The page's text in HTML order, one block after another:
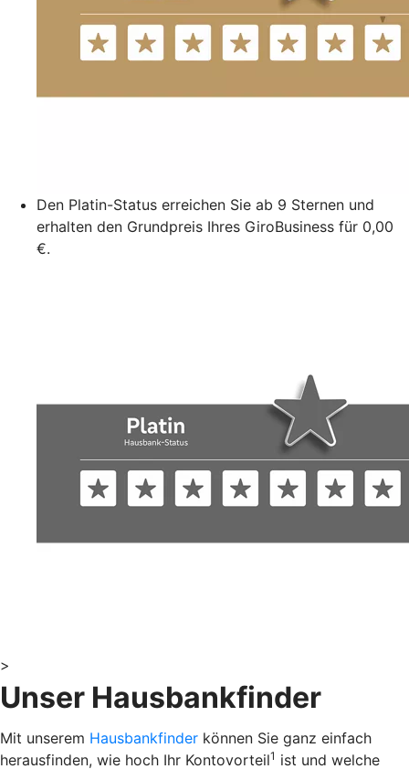
Den Platin-Status erreichen Sie ab 9 Sternen und
erhalten den Grundpreis Ihres GiroBusiness für 0,00
€.
>
Unser Hausbankfinder
Mit unserem Hausbankfinder können Sie ganz einfach
herausfinden, wie hoch Ihr Kontovorteil1 ist und welche